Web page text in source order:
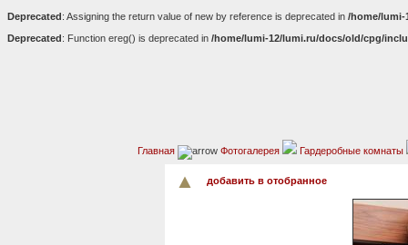
Deprecated: Assigning the return value of new by reference is deprecated in /home/lumi-
Deprecated: Function ereg() is deprecated in /home/lumi-12/lumi.ru/docs/old/cpg/
Главная Фотогалерея Гардеробные комнаты
добавить в отобранное